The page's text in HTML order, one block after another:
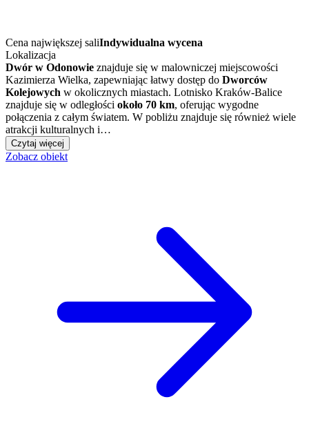
Cena największej saliIndywidualna wycena
Lokalizacja
Dwór w Odonowie znajduje się w malowniczej miejscowości
Kazimierza Wielka, zapewniając łatwy dostęp do Dworców
Kolejowych w okolicznych miastach. Lotnisko Kraków-Balice
znajduje się w odległości około 70 km, oferując wygodne
połączenia z całym światem. W pobliżu znajduje się również wiele
atrakcji kulturalnych i…
Czytaj więcej
Zobacz obiekt